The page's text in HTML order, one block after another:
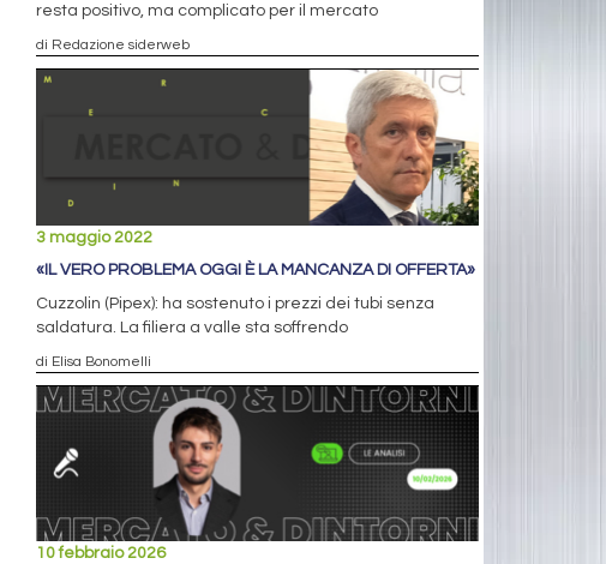
resta positivo, ma complicato per il mercato
di Redazione siderweb
3 maggio 2022
«IL VERO PROBLEMA OGGI È LA MANCANZA DI OFFERTA»
Cuzzolin (Pipex): ha sostenuto i prezzi dei tubi senza
saldatura. La filiera a valle sta soffrendo
di Elisa Bonomelli
10 febbraio 2026